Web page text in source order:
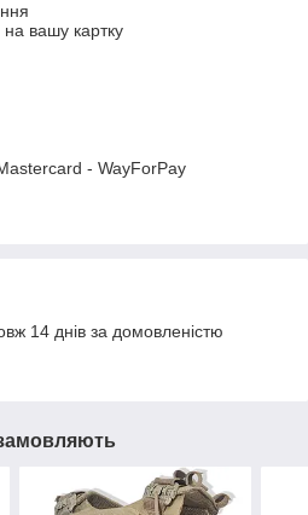
вашу картку
- WayForPay
14 днів за домовленістю